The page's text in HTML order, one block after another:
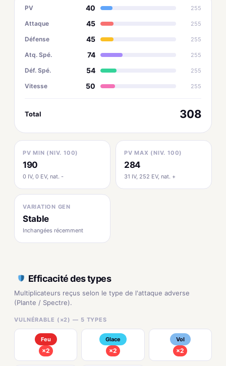
PV 40 255
Attaque 45 255
Défense 45 255
Atq. Spé. 74 255
Déf. Spé. 54 255
Vitesse 50 255
Total 308
PV MIN (NIV. 100)
190
0 IV, 0 EV, nat. -
PV MAX (NIV. 100)
284
31 IV, 252 EV, nat. +
VARIATION GEN
Stable
Inchangées récemment
Efficacité des types
Multiplicateurs reçus selon le type de l'attaque adverse
(Plante / Spectre).
VULNÉRABLE (×2) — 5 TYPES
Feu
×2
Glace
×2
Vol
×2